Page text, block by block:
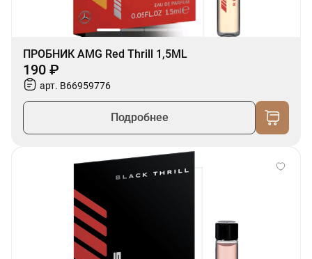
ПРОБНИК AMG Red Thrill 1,5ML
190 ₽
арт. B66959776
Подробнее